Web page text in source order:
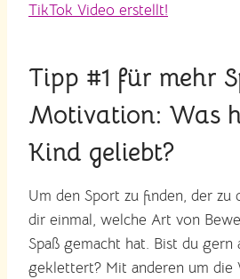
TikTok Video erstellt!
Tipp #1 für mehr
Motivation: Was
Kind geliebt?
Um den Sport zu finden, der zu
dir einmal, welche Art von
Spaß gemacht hat. Bist du gern
geklettert? Mit anderen um die